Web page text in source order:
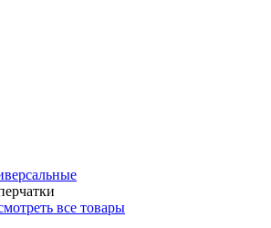
все товары